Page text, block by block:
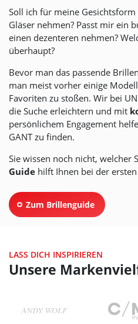
Soll ich für meine
Gläser nehmen? Passt mir ein
einen dezenteren nehmen?
überhaupt?
Bevor man das passende
man meist vorher einige
Favoriten zu stoßen. Wir bei
die Suche erleichtern und mit
persönlichem Engagement
GANT zu finden.
Sie wissen noch nicht, welcher
Guide hilft Ihnen bei der
Zum Brillenguide
LASS DICH INSPIRIEREN
Unsere